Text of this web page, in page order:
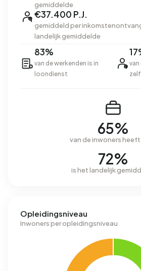
gemiddelde
€37.400 P.J.
gemiddeld per
landelijk gemiddelde
83%
van de werkenden is in
loondienst
van
65%
van de inwoners
72%
is het landelijk
Opleidingsniveau
Inwoners per opleidingsniveau